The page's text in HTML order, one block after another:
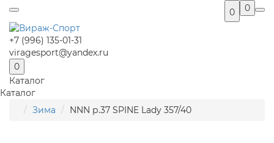
0
0
+7 (996) 135-01-31
viragesport@yandex.ru
0
Каталог
Каталог
Зима
NNN р.37 SPINE Lady 357/40